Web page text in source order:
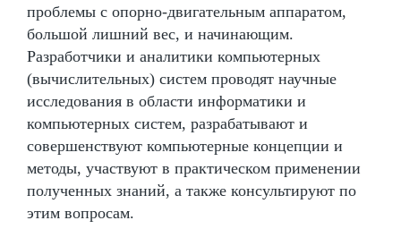
проблемы с опорно-двигательным аппаратом,
большой лишний вес, и начинающим.
Разработчики и аналитики компьютерных
(вычислительных) систем проводят научные
исследования в области информатики и
компьютерных систем, разрабатывают и
совершенствуют компьютерные концепции и
методы, участвуют в практическом применении
полученных знаний, а также консультируют по
этим вопросам.